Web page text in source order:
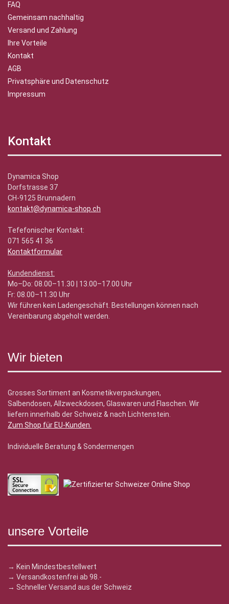
FAQ
Gemeinsam nachhaltig
Versand und Zahlung
Ihre Vorteile
Kontakt
AGB
Privatsphäre und Datenschutz
Impressum
Kontakt
Dynamica Shop
Dorfstrasse 37
CH-9125 Brunnadern
kontakt@dynamica-shop.ch
Tefefonischer Kontakt:
071 565 41 36
Kontaktformular
Kundendienst:
Mo–Do: 08.00–11.30 | 13.00–17.00 Uhr
Fr: 08.00–11.30 Uhr
Wir führen kein Ladengeschäft. Bestellungen können nach
Vereinbarung abgeholt werden.
Wir bieten
Grosses Sortiment an Kosmetikverpackungen,
Salbendosen, Allzweckdosen, Glaswaren und Flaschen. Wir
liefern innerhalb der Schweiz & nach Lichtenstein.
Zum Shop für EU-Kunden.
Individuelle Beratung & Sondermengen
unsere Vorteile
→ Kein Mindestbestellwert
→ Versandkostenfrei ab 98.-
→ Schneller Versand aus der Schweiz